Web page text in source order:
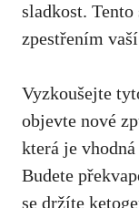
sladkost.
zpestřením
Vyzkoušejte​
objevte nové
která je
Budete
se držíte‌